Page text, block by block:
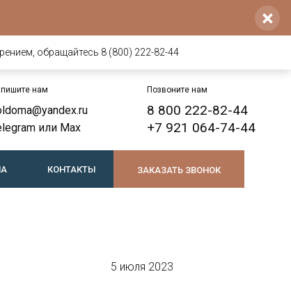
×
обращайтесь 8 (800) 222-82-44
нам
или Max
Позвоните нам
8 800 222-82-44
+7 921 064-74-44
КОНТАКТЫ ЗАКАЗАТЬ ЗВОНОК
5 июля 2023